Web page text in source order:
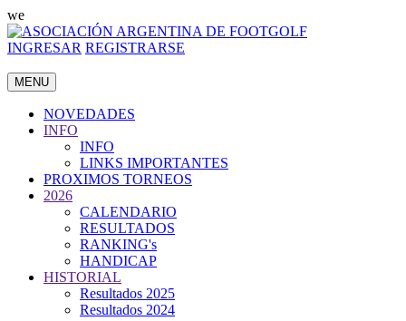
we
INGRESAR REGISTRARSE
MENU
NOVEDADES
INFO
INFO
LINKS IMPORTANTES
PROXIMOS TORNEOS
2026
CALENDARIO
RESULTADOS
RANKING's
HANDICAP
HISTORIAL
Resultados 2025
Resultados 2024